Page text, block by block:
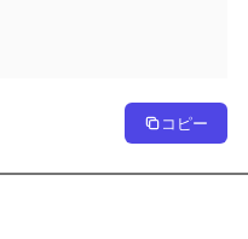
コピー